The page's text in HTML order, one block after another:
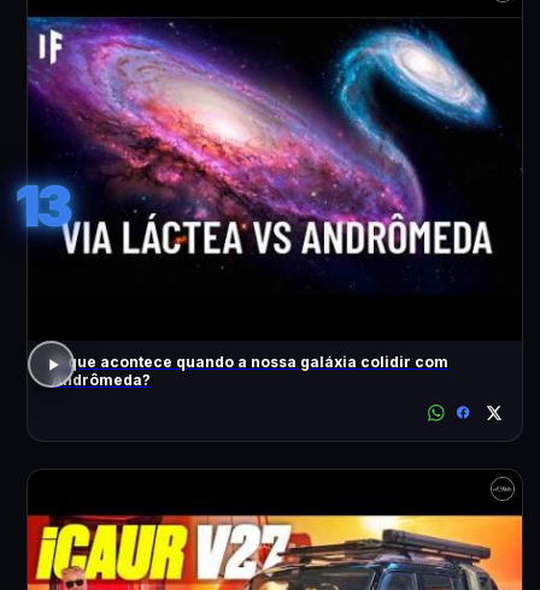
13
O que acontece quando a nossa galáxia colidir com
Andrômeda?